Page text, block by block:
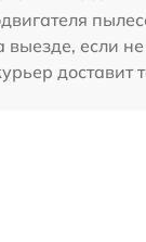
выезде, если
доставит